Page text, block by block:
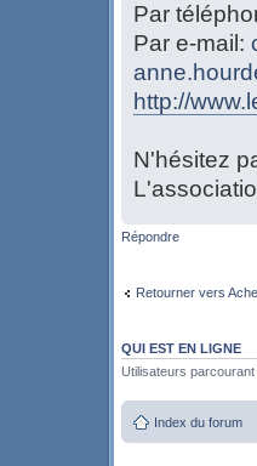
Par
Par e-mail:
http://
N'hésitez
Répondre
Retourner vers
QUI EST EN LIGNE
Utilisateurs
Index du forum